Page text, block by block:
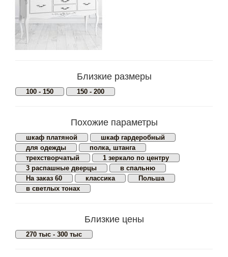
Близкие размеры
100 - 150 150 - 200
Похожие параметры
шкаф платяной
шкаф гардеробный
для одежды
полка, штанга
трехстворчатый
1 зеркало по центру
3 распашные дверцы
в спальню
На заказ 60
классика
Польша
в светлых тонах
Близкие цены
270 тыс - 300 тыс